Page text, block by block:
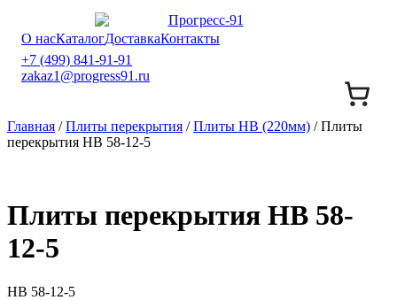
О насКаталогДоставкаКонтакты
+7 (499) 841-91-91
zakaz1@progress91.ru
Главная /Плиты перекрытия /Плиты НВ (220мм) / Плиты
перекрытия НВ 58-12-5
Плиты перекрытия НВ 58-
12-5
НВ 58-12-5